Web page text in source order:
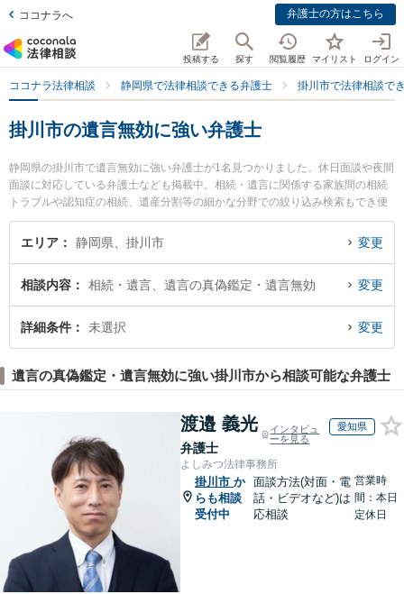
ココナラへ 弁護士の方はこちら
投稿する 探す 閲覧履歴 マイリスト ログイン
ココナラ法律相談 静岡県で法律相談できる弁護士 掛川市で法律相談で
掛川市の遺言無効に強い弁護士
静岡県の掛川市で遺言無効に強い弁護士が1名見つかりました。休日面談や夜間
面談に対応している弁護士なども掲載中。相続・遺言に関係する家族間の相続
トラブルや認知症の相続、遺産分割等の細かな分野での絞り込み検索もでき便
利です。特に北川法律事務所の北川 直樹弁護士のプロフィール情報や弁護士費
用、強みなどが注目されています。『掛川市で土日や夜間に発生した遺言無効
る掛川市内の弁護士に相談予約したい』などでお困りの相談者さんにおすすめ
です。
エリア 静岡県、掛川市 変更
相談内容 相続・遺言、遺言の真偽鑑定・遺言無効 変更
詳細条件 未選択 変更
遺言の真偽鑑定・遺言無効に強い掛川市から相談可能な弁護士
渡邉 義光
弁護士
インタビュ
ーを見る
愛知県
よしみつ法律事務所
掛川市 か
らも相談
受付中
面談方法(対面・電
話・ビデオなど)は
応相談
営業時
間：本日
定休日